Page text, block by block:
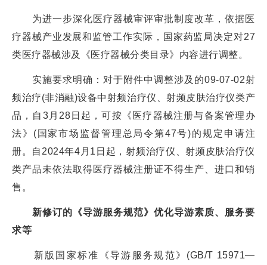
为进一步深化医疗器械审评审批制度改革，依据医
疗器械产业发展和监管工作实际，国家药监局决定对27
类医疗器械涉及《医疗器械分类目录》内容进行调整。
实施要求明确：对于附件中调整涉及的09-07-02射
频治疗(非消融)设备中射频治疗仪、射频皮肤治疗仪类产
品，自3月28日起，可按《医疗器械注册与备案管理办
法》(国家市场监督管理总局令第47号)的规定申请注
册。自2024年4月1日起，射频治疗仪、射频皮肤治疗仪
类产品未依法取得医疗器械注册证不得生产、进口和销
售。
新修订的《导游服务规范》优化导游素质、服务要
求等
新版国家标准《导游服务规范》(GB/T 15971—